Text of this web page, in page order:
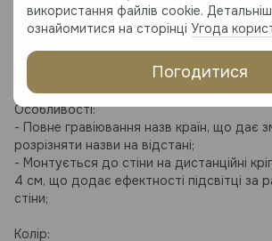
використання файлів cookie.
ознайомитися на сторінці Угода
Погодитися
Тип підключення карти:
- До виведеного дроту зі стіни;
Особливості:
- Повне гравіювання назв країн, що дає
розрізняти назви на відстані;
- Монтується до стіни на дистанційні
4 см, що додає ефектності підсвітці за
стіни;
Колір: